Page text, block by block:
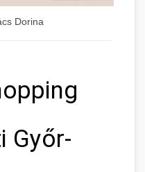
Dorina
Győr-